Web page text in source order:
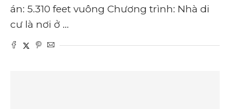
án: 5.310 feet vuông Chương trình: Nhà di
cư là nơi ở …